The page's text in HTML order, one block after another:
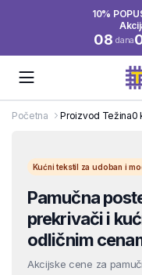
10%
08 dana
Početna Proizvod Težina0
Kućni tekstil za udoban i
Pamučna
prekrivači i
odličnim
Akcijske cene za